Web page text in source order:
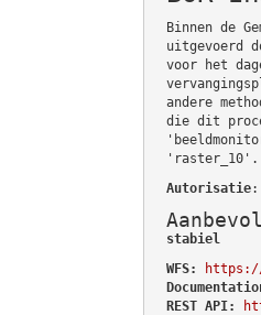
Binnen de
uitgevoerd
voor het
andere
die dit
'raster_10'.
Autorisatie:
stabiel
WFS:
REST API: